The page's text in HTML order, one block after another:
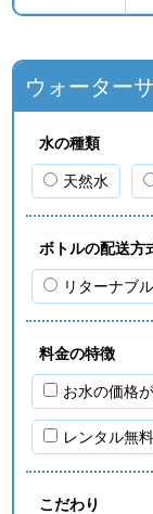
ウォーター
水の種類
天然水
ボトルの配送方
リターナブ
料金の特徴
お水の価格
レンタル無料
こだわり